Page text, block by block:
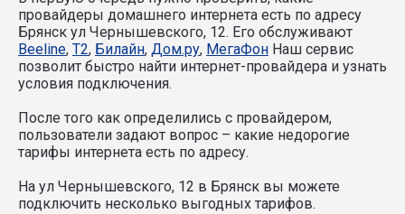
провайдеры домашнего интернета есть по адресу
Брянск ул Чернышевского, 12. Его обслуживают
Beeline, T2, Билайн, Дом.ру, МегаФон Наш сервис
позволит быстро найти интернет-провайдера и узнать
условия подключения.
После того как определились с провайдером,
пользователи задают вопрос – какие недорогие
тарифы интернета есть по адресу.
На ул Чернышевского, 12 в Брянск вы можете
подключить несколько выгодных тарифов.